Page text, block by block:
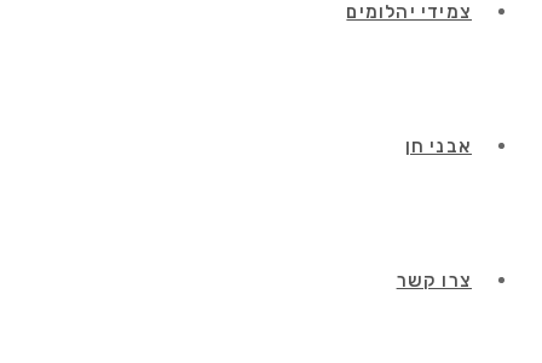
צמידי יהלומים
אבני חן
צרו קשר